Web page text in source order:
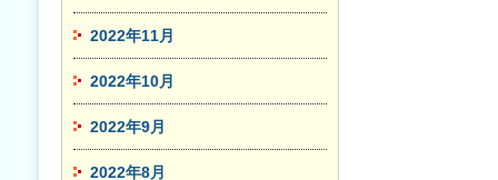
2022年11月
2022年10月
2022年9月
2022年8月